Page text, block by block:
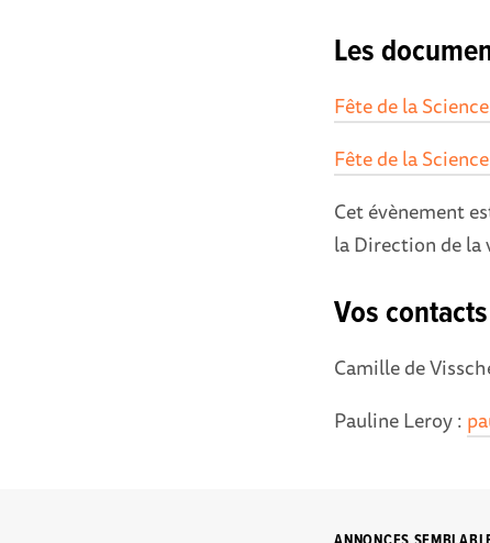
Les
Fête de la
Fête de la
Cet évènement
la Direction de la
Vos
Camille de
Pauline Leroy :